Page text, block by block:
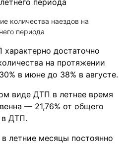
количества наездов на
периода
достаточно
на протяжении
в июне до 38% в августе.
виде ДТП в летнее время
— 21,76% от общего
в ДТП.
летние месяцы постоянно